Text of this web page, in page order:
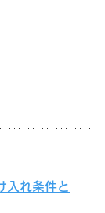
入れ条件と